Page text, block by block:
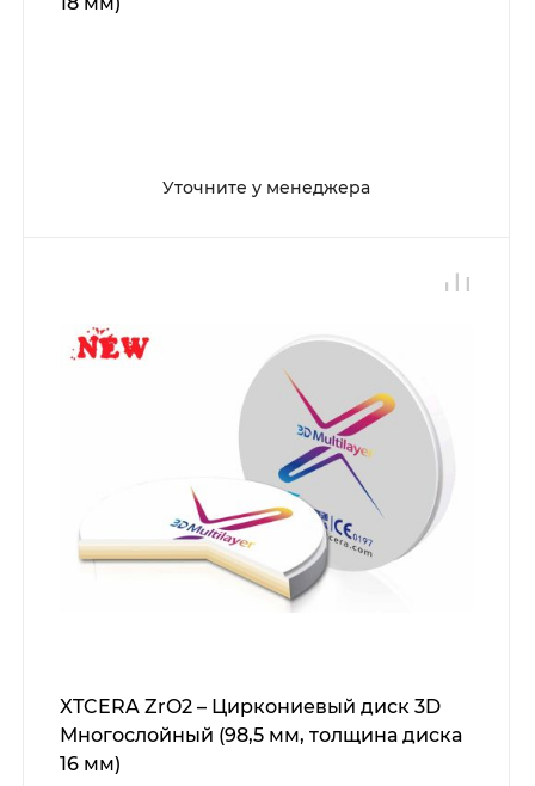
Уточните у менеджера
XTCERA ZrO2 – Циркониевый диск 3D
Многослойный (98,5 мм, толщина диска
16 мм)